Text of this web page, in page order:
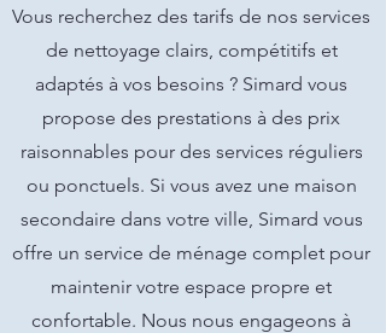
Vous recherchez des tarifs de nos services
de nettoyage clairs, compétitifs et
adaptés à vos besoins ? Simard vous
propose des prestations à des prix
raisonnables pour des services réguliers
ou ponctuels. Si vous avez une maison
secondaire dans votre ville, Simard vous
offre un service de ménage complet pour
maintenir votre espace propre et
confortable. Nous nous engageons à